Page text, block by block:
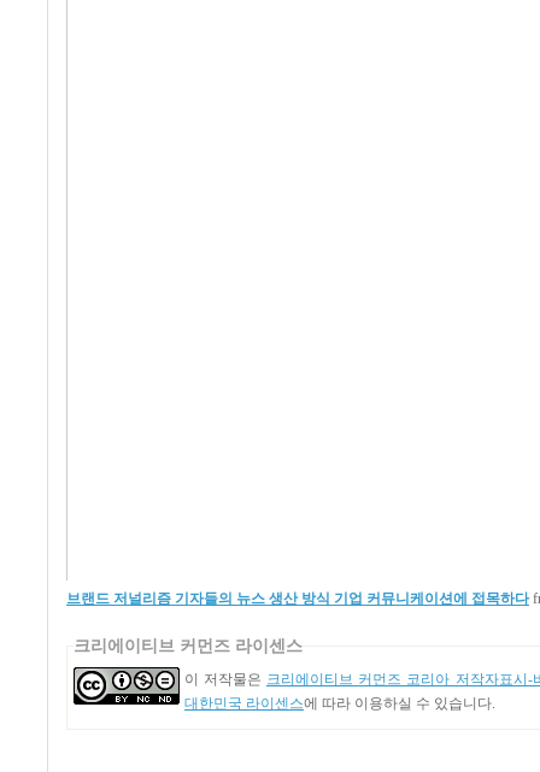
브랜드 저널리즘 기자들의 뉴스 생산 방식 기업 커뮤니케이션에 접목하다
크리에이티브 커먼즈 라이센스
이 저작물은 크리에이티브 커먼즈 코리아 저작자표시-
대한민국 라이센스에 따라 이용하실 수 있습니다.